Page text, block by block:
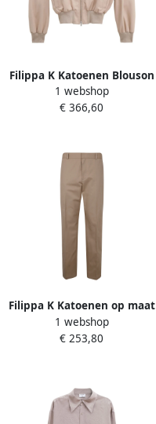
Filippa K Katoenen Blouson
Jack Beige Dames
1 webshop
€ 366,60
Filippa K Katoenen op maat
gemaakte broek Beige
Dames
1 webshop
€ 253,80